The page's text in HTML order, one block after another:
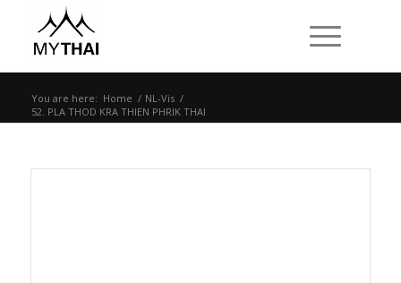
You are here: Home / NL-Vis /
52. PLA THOD KRA THIEN PHRIK THAI